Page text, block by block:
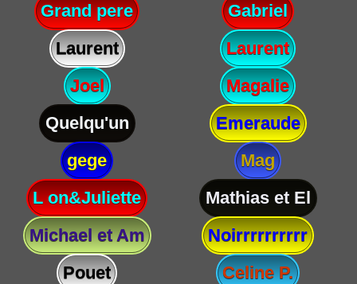
Grand pere
Gabriel
Laurent
Laurent
Joel
Magalie
Quelqu'un
Emeraude
gege
Mag
L on&Juliette
Mathias et El
Michael et Am
Noirrrrrrrrrr
Pouet
Celine P.